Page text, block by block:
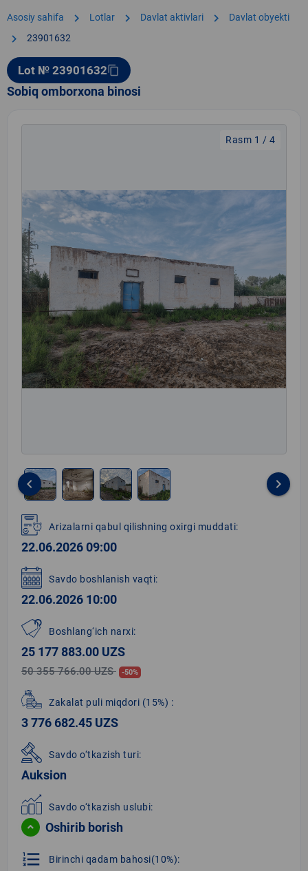
Asosiy sahifa chevron_right Lotlar chevron_right Davlat aktivlari chevron_right Davlat obyekti
chevron_right 23901632
Lot № 23901632content_copy
Sobiq omborxona binosi
Rasm 1 / 4
1
of
4
keyboard_arrow_left keyboard_arrow_right
Arizalarni qabul qilishning oxirgi muddati:
22.06.2026 09:00
Savdo boshlanish vaqti:
22.06.2026 10:00
Boshlang‘ich narxi:
25 177 883.00 UZS
50 355 766.00 UZS -50%
Zakalat puli miqdori (15%) :
3 776 682.45 UZS
Savdo o‘tkazish turi:
Auksion
Savdo o‘tkazish uslubi:
Oshirib borish
format_list_numbered Birinchi qadam bahosi(10%):